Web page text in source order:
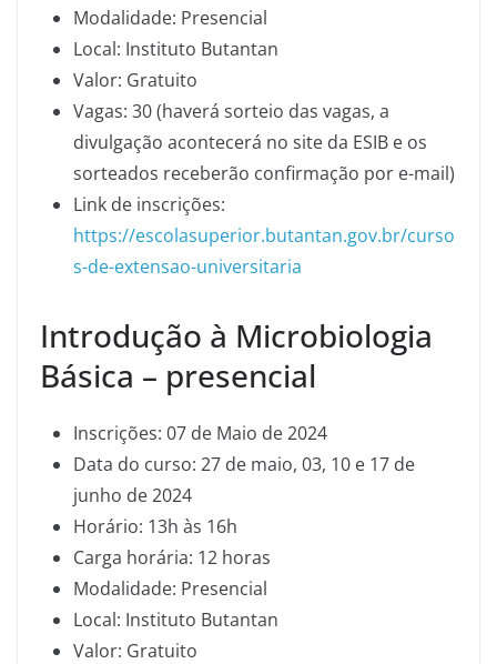
Modalidade: Presencial
Local: Instituto Butantan
Valor: Gratuito
Vagas: 30 (haverá sorteio das vagas, a
divulgação acontecerá no site da ESIB e os
sorteados receberão confirmação por e-mail)
Link de inscrições:
https://escolasuperior.butantan.gov.br/curso
s-de-extensao-universitaria
Introdução à Microbiologia
Básica – presencial
Inscrições: 07 de Maio de 2024
Data do curso: 27 de maio, 03, 10 e 17 de
junho de 2024
Horário: 13h às 16h
Carga horária: 12 horas
Modalidade: Presencial
Local: Instituto Butantan
Valor: Gratuito